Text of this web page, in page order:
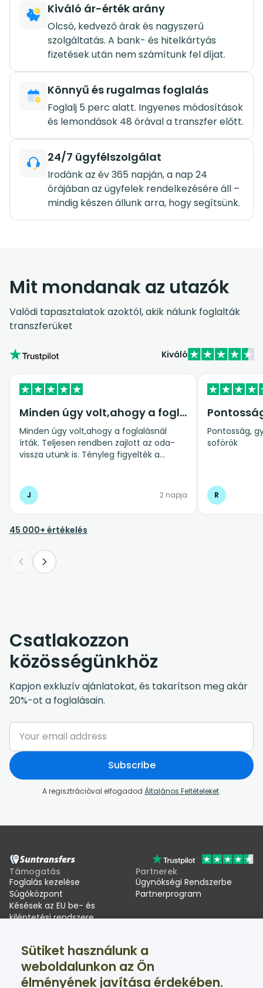
Kiváló ár-érték arány
Olcsó, kedvező árak és nagyszerű
szolgáltatás. A bank- és hitelkártyás
fizetések után nem számítunk fel díjat.
Könnyű és rugalmas foglalás
Foglalj 5 perc alatt. Ingyenes módosítások
és lemondások 48 órával a transzfer előtt.
24/7 ügyfélszolgálat
Irodánk az év 365 napján, a nap 24
órájában az ügyfelek rendelkezésére áll –
mindig készen állunk arra, hogy segítsünk.
Mit mondanak az utazók
Valódi tapasztalatok azoktól, akik nálunk foglalták
transzferüket
Kiváló
Minden úgy volt,ahogy a foglalásnál…
Minden úgy volt,ahogy a foglalásnál
írták. Teljesen rendben zajlott az oda-
vissza utunk is. Tényleg figyelték a
J 2 napja
Pontosság,
soförök
R
45 000+ értékelés
Csatlakozzon
közösségünkhöz
Kapjon exkluzív ajánlatokat, és takarítson meg akár
20%-ot a foglalásain.
Subscribe
A regisztrációval elfogadod Általános Feltételeket.
Támogatás
Foglalás kezelése
Súgóközpont
Késések az EU be- és
kiléptetési rendszere
Partnerek
Ügynökségi Rendszerbe
Partnerprogram
Suntransfers
Rólunk
Értékelések
Közösségi oldalak
Facebook
Twitter
Sütiket használunk a
weboldalunkon az Ön
élményének javítása érdekében.